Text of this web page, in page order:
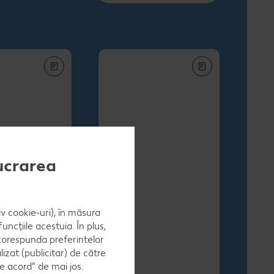
cookie-uri), în măsura
acestuia. În plus,
preferintelor
(publicitar) de către
acord” de mai jos.